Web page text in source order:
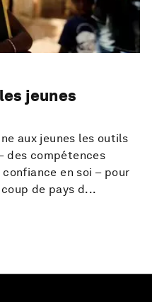
jeunes
aux jeunes les outils
des compétences
en soi – pour
de pays d...